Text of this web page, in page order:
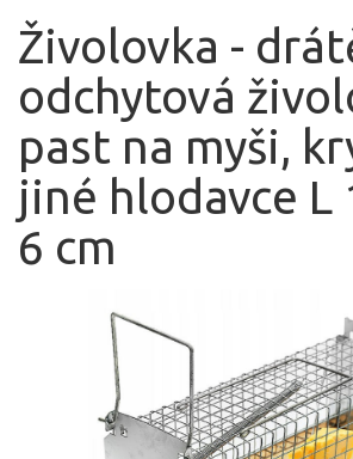
Živolovka -
odchytová
past na myši,
jiné hlodavce L
6 cm